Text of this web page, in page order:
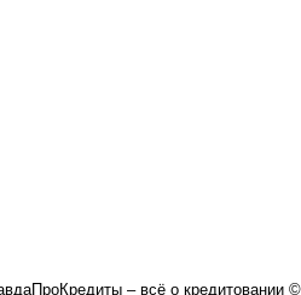
– всё о кредитовании